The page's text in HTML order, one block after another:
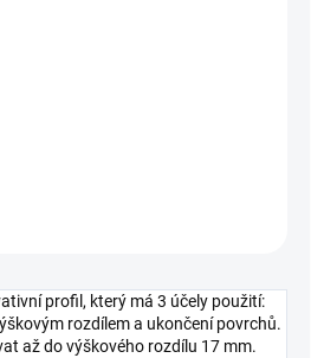
profil, který má 3 účely použití:
rozdílem a ukončení povrchů.
až do výškového rozdílu 17 mm.